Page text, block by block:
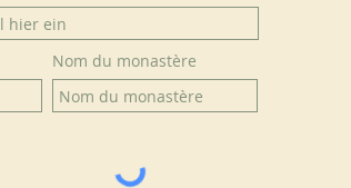
Nom du monastère